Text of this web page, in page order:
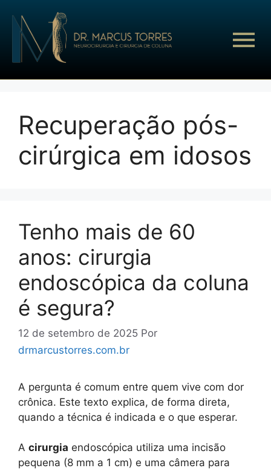
Recuperação pós-
cirúrgica em idosos
Tenho mais de 60
anos: cirurgia
endoscópica da coluna
é segura?
12 de setembro de 2025 Por
drmarcustorres.com.br
A pergunta é comum entre quem vive com dor
crônica. Este texto explica, de forma direta,
quando a técnica é indicada e o que esperar.
A cirurgia endoscópica utiliza uma incisão
pequena (8 mm a 1 cm) e uma câmera para